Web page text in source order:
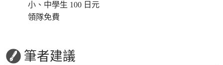
小、中學生 100 日元
領隊免費
筆者建議